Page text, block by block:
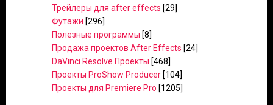
Трейлеры для after effects [29]
Футажи [296]
Полезные программы [8]
Продажа проектов After Effects [24]
DaVinci Resolve Проекты [468]
Проекты ProShow Producer [104]
Проекты для Premiere Pro [1205]